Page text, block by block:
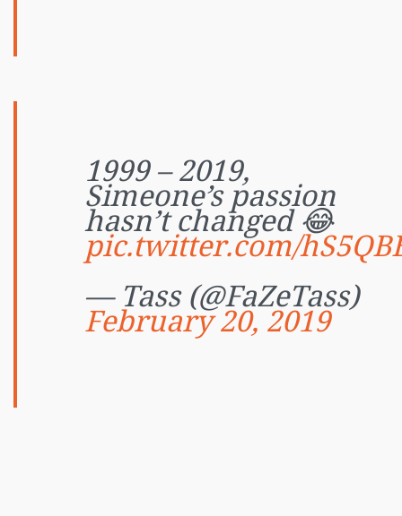
1999 – 2019,
Simeone’s passion
hasn’t changed 😂
pic.twitter.com/
— Tass (@FaZeTass)
February 20, 2019